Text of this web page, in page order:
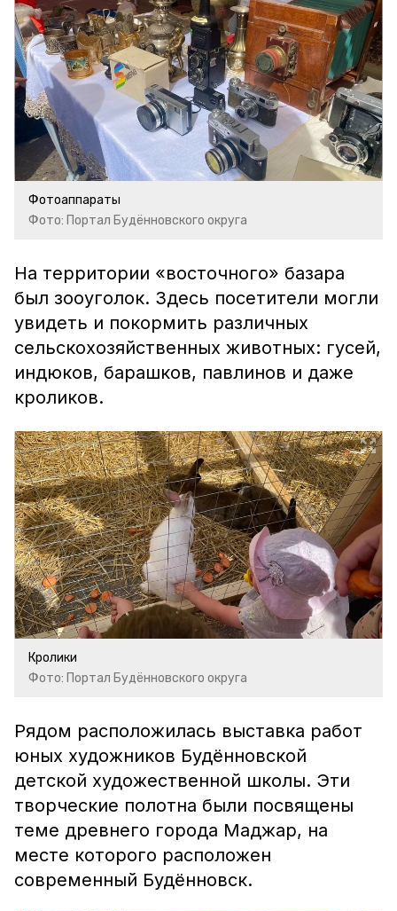
Фотоаппараты
Фото: Портал Будённовского округа
На территории «восточного» базара
был зооуголок. Здесь посетители могли
увидеть и покормить различных
сельскохозяйственных животных: гусей,
индюков, барашков, павлинов и даже
кроликов.
Кролики
Фото: Портал Будённовского округа
Рядом расположилась выставка работ
юных художников Будённовской
детской художественной школы. Эти
творческие полотна были посвящены
теме древнего города Маджар, на
месте которого расположен
современный Будённовск.